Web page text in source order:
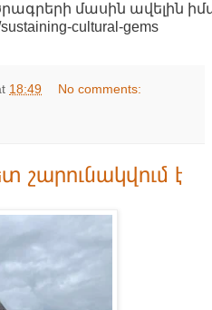
մասին ավելին
cultural-gems
18:49 No comments:
է